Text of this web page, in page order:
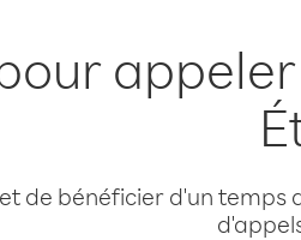
de bénéficier d'un temps